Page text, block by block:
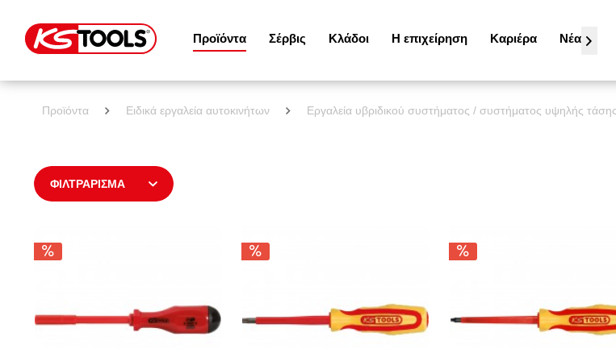
Προϊόντα Σέρβις Κλάδοι Η επιχείρηση Καριέρα Νέα 
Προϊόντα Ειδικά εργαλεία αυτοκινήτων Εργαλεία υβριδικού συστήματος / συστήματος υψηλής τάσης
ΦΙΛΤΡΆΡΙΣΜΑ